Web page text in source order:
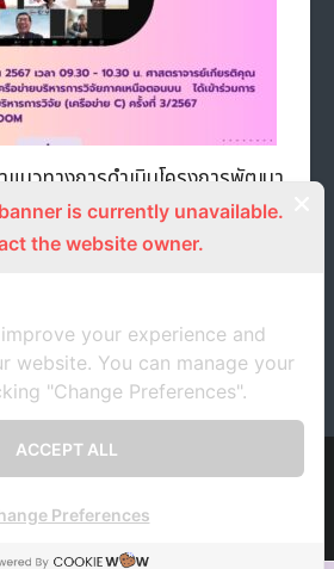
นวทางการดำเนินโครงการพัฒนา
ศึกษา เพื่อการวิจัยและนวัตกรรม
ลยีสู่ชุมชนฐานราก ปีงบประมาณ
งการดำเนินโครงการพัฒนา
พาณิชย์ ปีงบประมาณ พ.ศ. 2568
unrn ข่าวประชาสัมพันธ์
is currently unavailable.
the website owner.
your experience and
website. You can manage your
"Change Preferences".
ACCEPT ALL
Preferences